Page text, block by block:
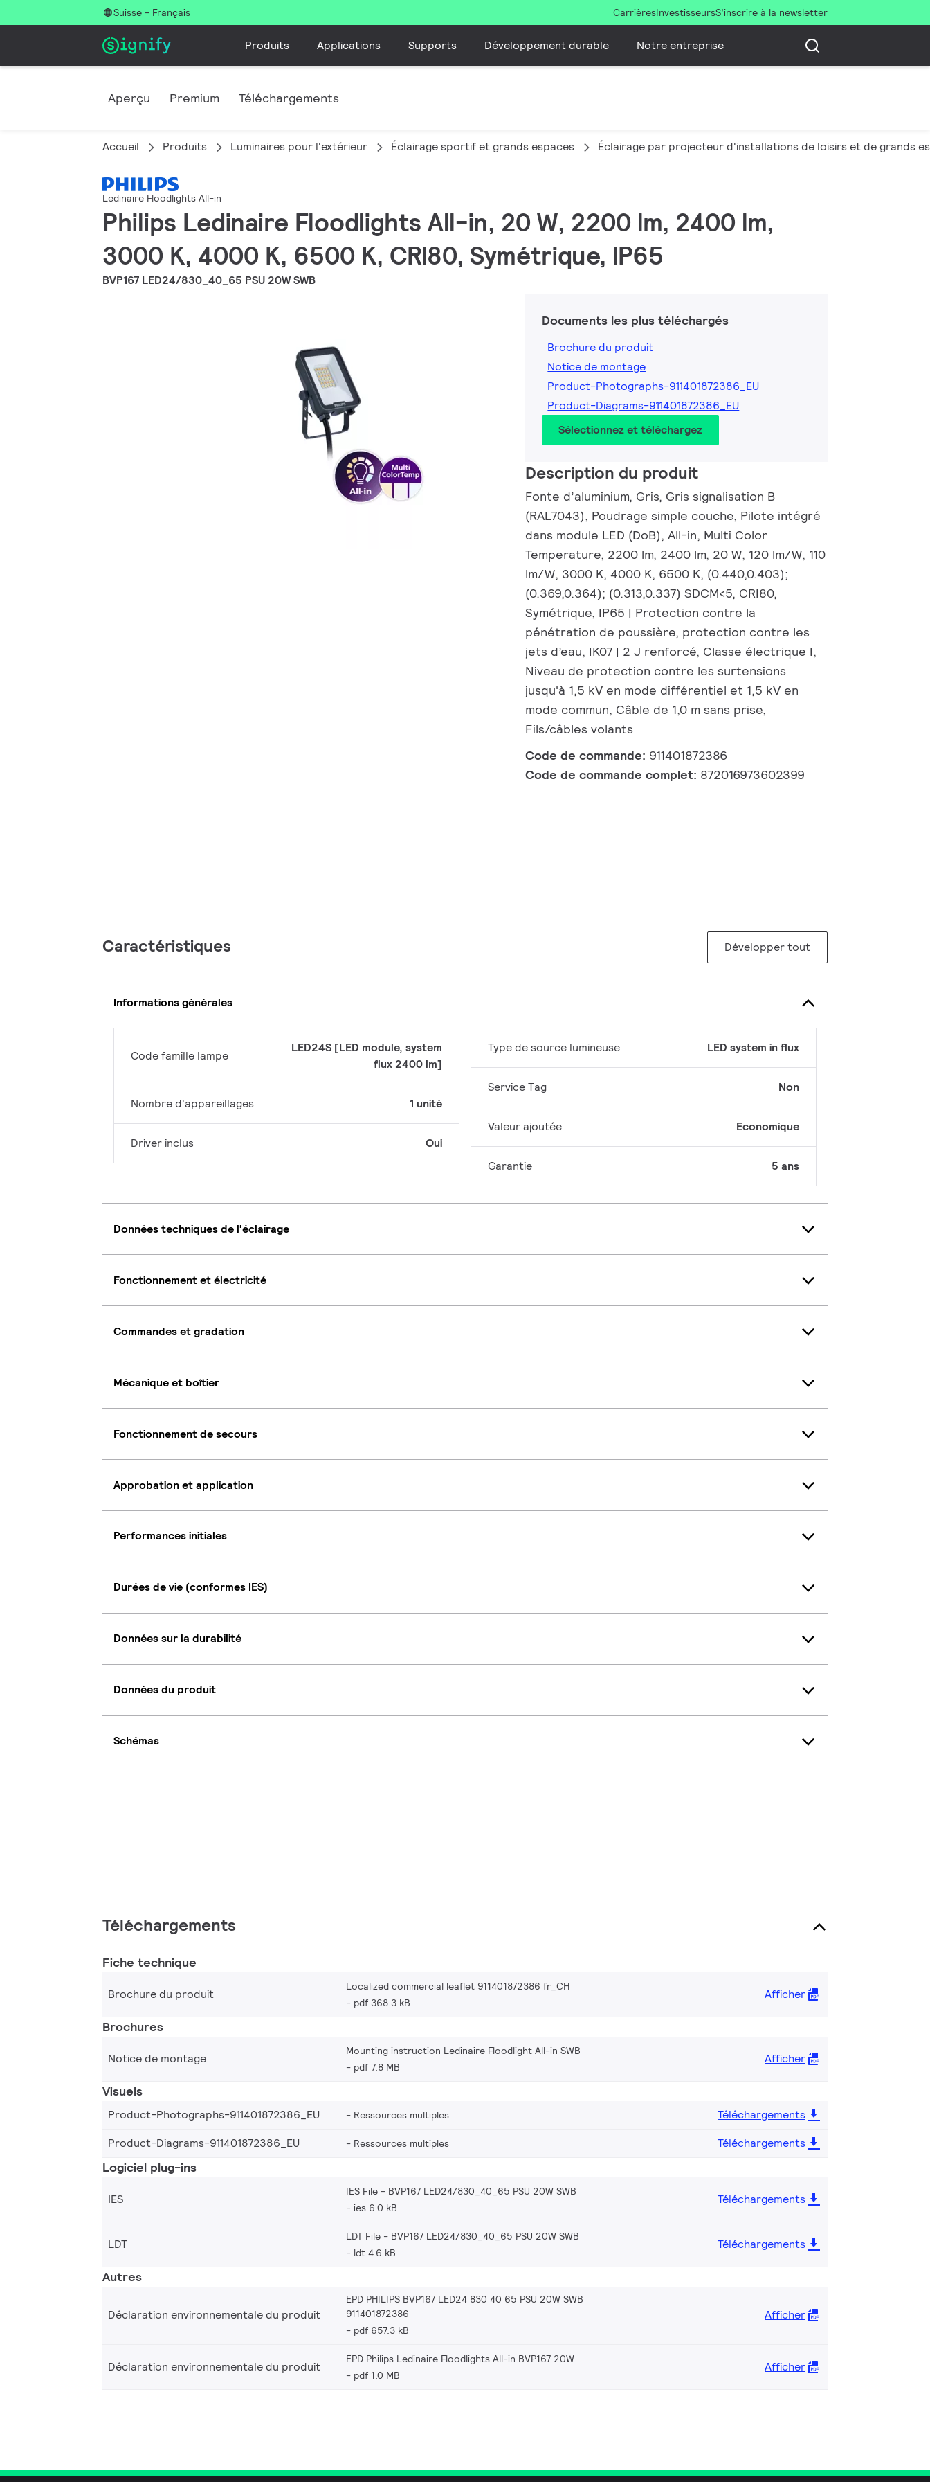
Suisse - Français CarrièresInvestisseursS’inscrire à la newsletter
Produits Applications Supports Développement durable Notre entreprise
Aperçu Premium Téléchargements
Accueil Produits Luminaires pour l'extérieur Éclairage sportif et grands espaces Éclairage par projecteur d'installations de loisirs et de grands
Ledinaire Floodlights All-in
Philips Ledinaire Floodlights All-in, 20 W, 2200 lm, 2400 lm,
3000 K, 4000 K, 6500 K, CRI80, Symétrique, IP65
BVP167 LED24/830_40_65 PSU 20W SWB
Documents les plus téléchargés
Brochure du produit
Notice de montage
Product-Photographs-911401872386_EU
Product-Diagrams-911401872386_EU
Sélectionnez et téléchargez
Description du produit
Fonte d’aluminium, Gris, Gris signalisation B
(RAL7043), Poudrage simple couche, Pilote intégré
dans module LED (DoB), All-in, Multi Color
Temperature, 2200 lm, 2400 lm, 20 W, 120 lm/W, 110
lm/W, 3000 K, 4000 K, 6500 K, (0.440,0.403);
(0.369,0.364); (0.313,0.337) SDCM<5, CRI80,
Symétrique, IP65 | Protection contre la
pénétration de poussière, protection contre les
jets d’eau, IK07 | 2 J renforcé, Classe électrique I,
Niveau de protection contre les surtensions
jusqu'à 1,5 kV en mode différentiel et 1,5 kV en
mode commun, Câble de 1,0 m sans prise,
Fils/câbles volants
Code de commande: 911401872386
Code de commande complet: 872016973602399
Caractéristiques Développer tout
Informations générales
Code famille lampe
LED24S [LED module, system
flux 2400 lm]
Nombre d'appareillages 1 unité
Driver inclus Oui
Type de source lumineuse LED system in flux
Service Tag Non
Valeur ajoutée Economique
Garantie 5 ans
Données techniques de l'éclairage
Fonctionnement et électricité
Commandes et gradation
Mécanique et boîtier
Fonctionnement de secours
Approbation et application
Performances initiales
Durées de vie (conformes IES)
Données sur la durabilité
Données du produit
Schémas
Téléchargements
Fiche technique
Brochure du produit
Localized commercial leaflet 911401872386 fr_CH
pdf 368.3 kB
Afficher
Brochures
Notice de montage
Mounting instruction Ledinaire Floodlight All-in SWB
pdf 7.8 MB
Afficher
Visuels
Product-Photographs-911401872386_EU Ressources multiples
Téléchargements
Product-Diagrams-911401872386_EU
Ressources multiples Téléchargements
Logiciel plug-ins
IES
IES File - BVP167 LED24/830_40_65 PSU 20W SWB
ies 6.0 kB
Téléchargements
LDT
LDT File - BVP167 LED24/830_40_65 PSU 20W SWB
ldt 4.6 kB
Téléchargements
Autres
Déclaration environnementale du produit
EPD PHILIPS BVP167 LED24 830 40 65 PSU 20W SWB
911401872386
pdf 657.3 kB
Afficher
Déclaration environnementale du produit
EPD Philips Ledinaire Floodlights All-in BVP167 20W
pdf 1.0 MB
Afficher